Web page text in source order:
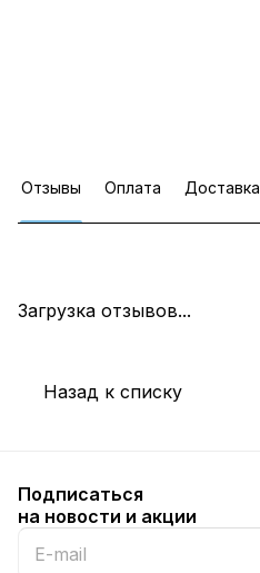
Отзывы Оплата Доставка
Загрузка отзывов...
Назад к списку
Подписаться
на новости и акции